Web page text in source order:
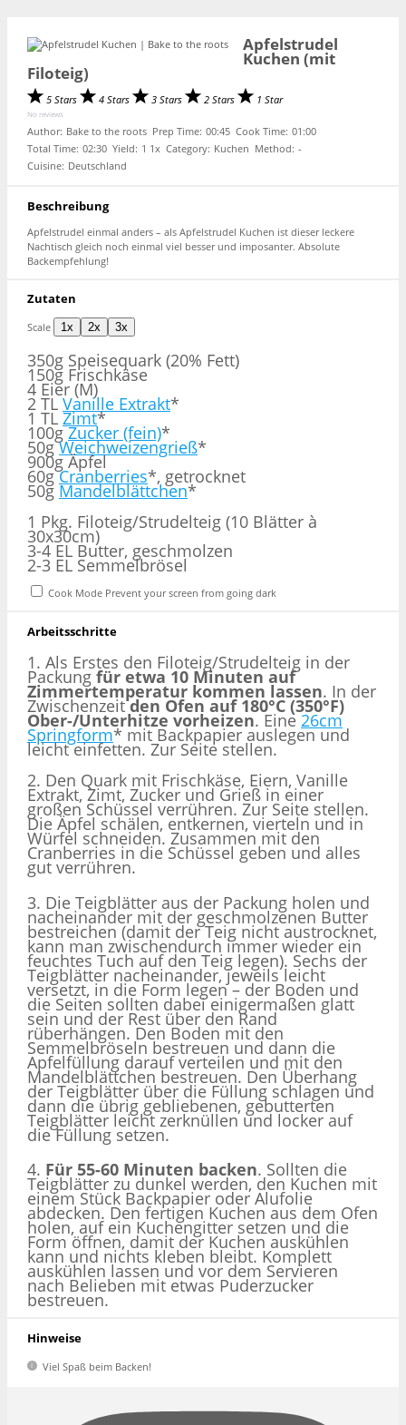
Apfelstrudel
Kuchen (mit
Filoteig)
5 Stars 4 Stars 3 Stars 2 Stars 1 Star
No reviews
Author: Bake to the roots Prep Time: 00:45 Cook Time: 01:00
Total Time: 02:30 Yield: 1 1x Category: Kuchen Method: -
Cuisine: Deutschland
Beschreibung
Apfelstrudel einmal anders – als Apfelstrudel Kuchen ist dieser leckere
Nachtisch gleich noch einmal viel besser und imposanter. Absolute
Backempfehlung!
Zutaten
Scale 1x 2x 3x
350g Speisequark (20% Fett)
150g Frischkäse
4 Eier (M)
2 TL Vanille Extrakt*
1 TL Zimt*
100g Zucker (fein)*
50g Weichweizengrieß*
900gÄpfel
60g Cranberries*, getrocknet
50g Mandelblättchen*
1 Pkg. Filoteig/Strudelteig (10 Blätter à
30x30cm)
3-4 EL Butter, geschmolzen
2-3 EL Semmelbrösel
Cook Mode Prevent your screen from going dark
Arbeitsschritte
1. Als Erstes den Filoteig/Strudelteig in der
Packung für etwa 10 Minuten auf
Zimmertemperatur kommen lassen. In der
Zwischenzeitden Ofen auf 180°C (350°F)
Ober-/Unterhitze vorheizen. Eine 26cm
Springform* mit Backpapier auslegen und
leicht einfetten. Zur Seite stellen.
2. Den Quark mit Frischkäse, Eiern, Vanille
Extrakt, Zimt, Zucker und Grieß in einer
großen Schüssel verrühren. Zur Seite stellen.
Die Äpfel schälen, entkernen, vierteln und in
Würfel schneiden. Zusammen mit den
Cranberries in die Schüssel geben und alles
gut verrühren.
3. Die Teigblätter aus der Packung holen und
nacheinander mit der geschmolzenen Butter
bestreichen (damit der Teig nicht austrocknet,
kann man zwischendurch immer wieder ein
feuchtes Tuch auf den Teig legen). Sechs der
Teigblätter nacheinander, jeweils leicht
versetzt, in die Form legen – der Boden und
die Seiten sollten dabei einigermaßen glatt
sein und der Rest über den Rand
rüberhängen. Den Boden mit den
Semmelbröseln bestreuen und dann die
Apfelfüllung darauf verteilen und mit den
Mandelblättchen bestreuen. Den Überhang
der Teigblätter über die Füllung schlagen und
dann die übrig gebliebenen, gebutterten
Teigblätter leicht zerknüllen und locker auf
die Füllung setzen.
4. Für 55-60 Minuten backen. Sollten die
Teigblätter zu dunkel werden, den Kuchen mit
einem Stück Backpapier oder Alufolie
abdecken. Den fertigen Kuchen aus dem Ofen
holen, auf ein Kuchengitter setzen und die
Form öffnen, damit der Kuchen auskühlen
kann und nichts kleben bleibt. Komplett
auskühlen lassen und vor dem Servieren
nach Belieben mit etwas Puderzucker
bestreuen.
Hinweise
Viel Spaß beim Backen!